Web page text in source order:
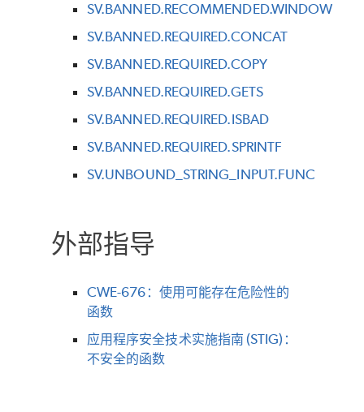
SV.BANNED.RECOMMENDED.WINDOW
SV.BANNED.REQUIRED.CONCAT
SV.BANNED.REQUIRED.COPY
SV.BANNED.REQUIRED.GETS
SV.BANNED.REQUIRED.ISBAD
SV.BANNED.REQUIRED.SPRINTF
SV.UNBOUND_STRING_INPUT.FUNC
外部指导
CWE-676：使用可能存在危险性的
函数
应用程序安全技术实施指南 (STIG)：
不安全的函数